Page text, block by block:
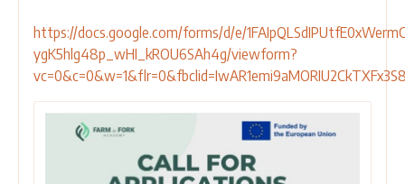
https://docs.google.com/forms/d/e/
ygK5hlg48p_wHI_kROU6SAh4g/viewform?